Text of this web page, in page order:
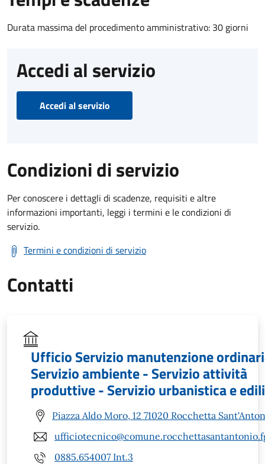
Durata massima del procedimento amministrativo: 30 giorni
Accedi al servizio
Accedi al servizio
Condizioni di servizio
Per conoscere i dettagli di scadenze, requisiti e altre
informazioni importanti, leggi i termini e le condizioni di
servizio.
Termini e condizioni di servizio
Contatti
Ufficio Servizio manutenzione
Servizio ambiente - Servizio attività
produttive - Servizio urbanistica e
Piazza Aldo Moro, 12 71020 Rocchetta
0885.654007 Int.3